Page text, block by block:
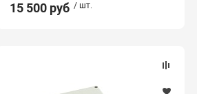
15 500 руб / шт.